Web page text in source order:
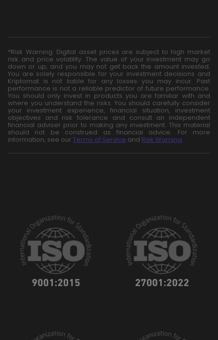
*Risk Warning: Digital asset prices are subject to high market
risk and price volatility. The value of your investment may go
down or up, and you may not get back the amount invested.
You are solely responsible for your investment decisions and
Kriptomat is not liable for any losses you may incur. Past
performance is not a reliable predictor of future performance.
You should only invest in products you are familiar with and
where you understand the risks. You should carefully consider
your investment experience, financial situation, investment
objectives and risk tolerance and consult an independent
financial adviser prior to making any investment. This material
should not be construed as financial advice. For more
information, see our Terms of Service and Risk Warning.